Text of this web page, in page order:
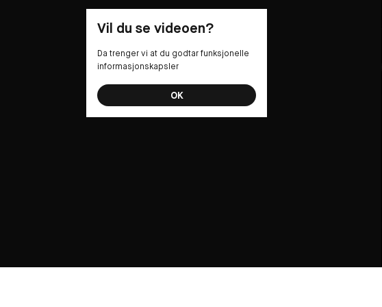
Vil du se videoen?
Da trenger vi at du godtar funksjonelle
informasjonskapsler
OK